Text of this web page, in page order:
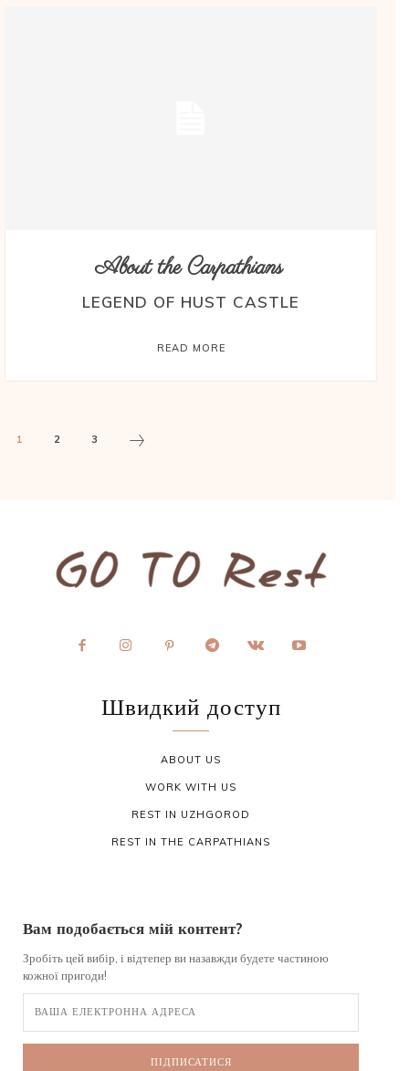
About the Carpathians
LEGEND OF HUST CASTLE
READ MORE
1 2 3
Швидкий доступ
ABOUT US
WORK WITH US
REST IN UZHGOROD
REST IN THE CARPATHIANS
Вам подобається мій контент?
Зробіть цей вибір, і відтепер ви назавжди будете частиною
кожної пригоди!
ПІДПИСАТИСЯ